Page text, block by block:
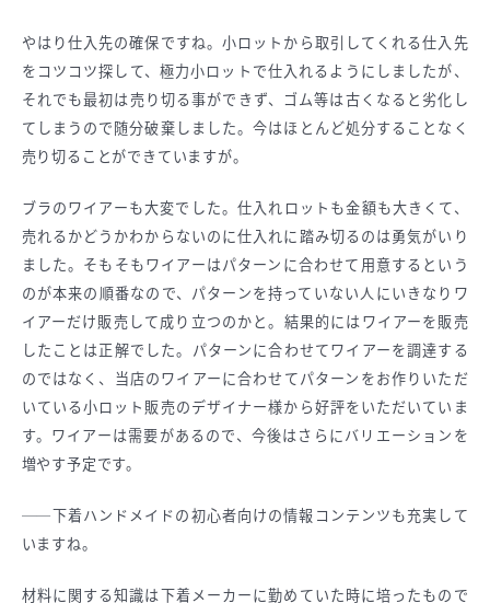
やはり仕入先の確保ですね。小ロットから取引してくれる仕入先
をコツコツ探して、極力小ロットで仕入れるようにしましたが、
それでも最初は売り切る事ができず、ゴム等は古くなると劣化し
てしまうので随分破棄しました。今はほとんど処分することなく
売り切ることができていますが。
ブラのワイアーも大変でした。仕入れロットも金額も大きくて、
売れるかどうかわからないのに仕入れに踏み切るのは勇気がいり
ました。そもそもワイアーはパターンに合わせて用意するという
のが本来の順番なので、パターンを持っていない人にいきなりワ
イアーだけ販売して成り立つのかと。結果的にはワイアーを販売
したことは正解でした。パターンに合わせてワイアーを調達する
のではなく、当店のワイアーに合わせてパターンをお作りいただ
いている小ロット販売のデザイナー様から好評をいただいていま
す。ワイアーは需要があるので、今後はさらにバリエーションを
増やす予定です。
──下着ハンドメイドの初心者向けの情報コンテンツも充実して
いますね。
材料に関する知識は下着メーカーに勤めていた時に培ったもので